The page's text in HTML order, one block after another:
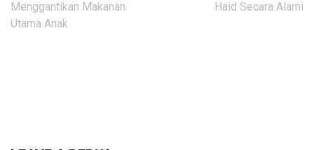
navigation
Menggantikan Makanan
Utama Anak
Haid Secara Alami